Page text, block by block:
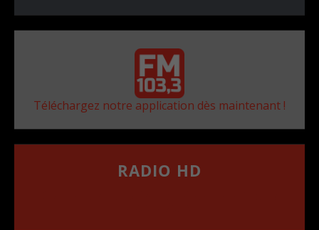
Téléchargez notre application dès maintenant !
RADIO HD